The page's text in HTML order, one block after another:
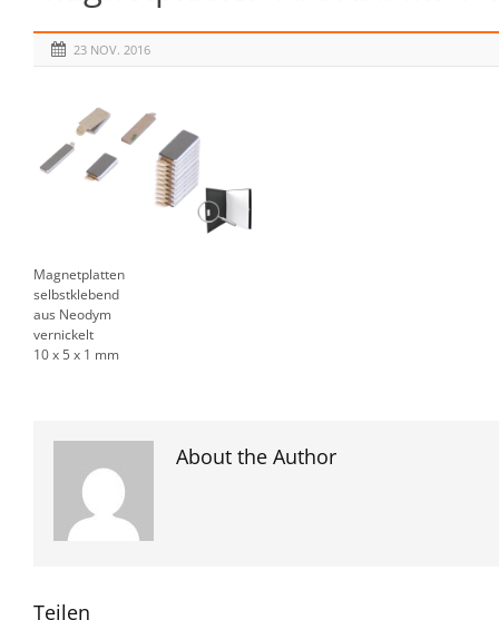
23 NOV. 2016
Magnetplatten
selbstklebend
aus Neodym
vernickelt
10 x 5 x 1 mm
About the Author
Teilen